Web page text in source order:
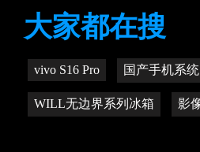
大家都在搜
vivo S16 Pro 国产手机系统
WILL无边界系列冰箱 影